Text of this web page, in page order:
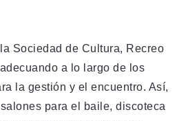
Sociedad de Cultura, Recreo
a lo largo de los
la gestión y el encuentro. Así,
para el baile, discoteca